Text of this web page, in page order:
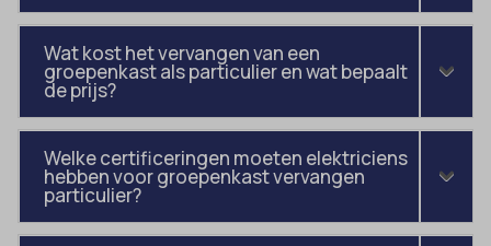
Wat kost het vervangen van een
groepenkast als particulier en wat bepaalt
de prijs?
Welke certificeringen moeten elektriciens
hebben voor groepenkast vervangen
particulier?
MicrosoftApplicationsTelemetryFirstLaunchTime
OptanonAlertBoxClosed
popupShow